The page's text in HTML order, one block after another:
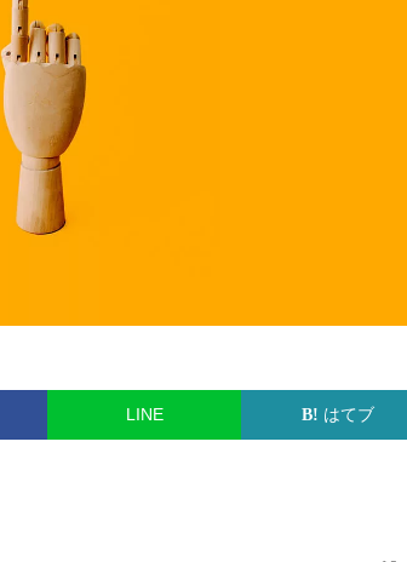
LINE はてブ